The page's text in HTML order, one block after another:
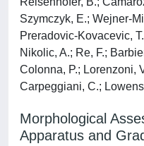
Szymczyk, E.; Wejner-
Preradovic-Kovacevic,
Nikolic, A.; Re, F.;
Colonna, P.; Lorenzoni,
Carpeggiani, C.;
Morphological
Apparatus and